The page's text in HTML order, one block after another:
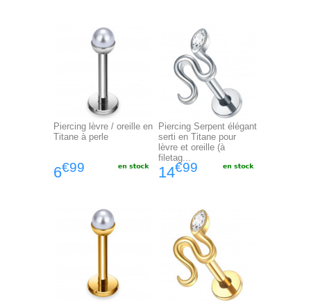
Piercing lèvre / oreille en
Titane à perle
6€99
Piercing Serpent élégant
serti en Titane pour
lèvre et oreille (à
filetag...
14€99